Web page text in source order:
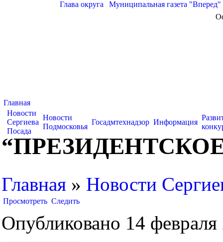
Глава округа Муниципальная газета "Вперед"
Главная
Новости
Сергиева
Посада
Новости
Подмосковья
Госадмтехнадзор Информация
Главная » Новости
Просмотреть Следить
Опубликовано 14 февраля